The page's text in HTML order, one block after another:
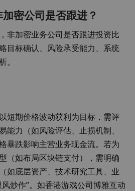
密公司是否跟进？
非加密业务公司是否跟进投资比
目标确认、风险承受能力、系统
。
短期价格波动获利为目标，需评
能力（如风险评估、止损机制、
暴跌影响主营业务现金流。若为
（如布局区块链支付），需明确
如底层资产、技术研究工具、业
炒作”。如香港游戏公司博雅互动